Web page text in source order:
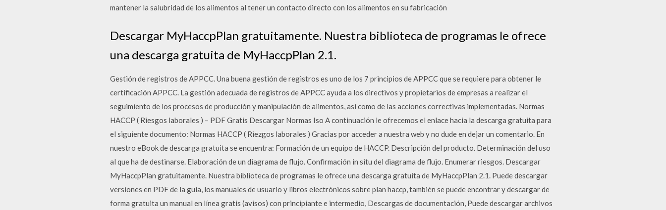
mantener la salubridad de los alimentos al tener un contacto directo con los alimentos en su fabricación
Descargar MyHaccpPlan gratuitamente. Nuestra biblioteca de programas le ofrece
una descarga gratuita de MyHaccpPlan 2.1.
Gestión de registros de APPCC. Una buena gestión de registros es uno de los 7 principios de APPCC que se requiere para obtener le
certificación APPCC. La gestión adecuada de registros de APPCC ayuda a los directivos y propietarios de empresas a realizar el
seguimiento de los procesos de producción y manipulación de alimentos, así como de las acciones correctivas implementadas. Normas
HACCP ( Riesgos laborales ) – PDF Gratis Descargar Normas Iso A continuación le ofrecemos el enlace hacia la descarga gratuita para
el siguiente documento: Normas HACCP ( Riezgos laborales ) Gracias por acceder a nuestra web y no dude en dejar un comentario. En
nuestro eBook de descarga gratuita se encuentra: Formación de un equipo de HACCP. Descripción del producto. Determinación del uso
al que ha de destinarse. Elaboración de un diagrama de flujo. Confirmación in situ del diagrama de flujo. Enumerar riesgos. Descargar
MyHaccpPlan gratuitamente. Nuestra biblioteca de programas le ofrece una descarga gratuita de MyHaccpPlan 2.1. Puede descargar
versiones en PDF de la guía, los manuales de usuario y libros electrónicos sobre plan haccp, también se puede encontrar y descargar de
forma gratuita un manual en línea gratis (avisos) con principiante e intermedio, Descargas de documentación, Puede descargar archivos